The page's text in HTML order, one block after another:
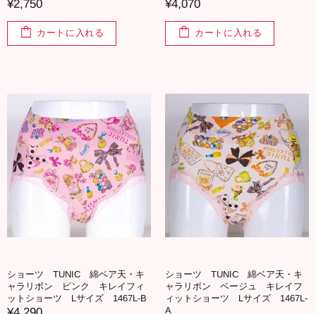
¥2,750
カートに入れる
¥4,070
カートに入れる
ショーツ TUNIC 綿ベア天・キ
ャラリボン ピンク キレイフィ
ットショーツ Lサイズ 1467L-B
ショーツ TUNIC 綿ベア天・キ
ャラリボン ベージュ キレイフ
ィットショーツ Lサイズ 1467L-
A